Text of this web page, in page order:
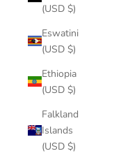
(USD $)
Eswatini
(USD $)
Ethiopia
(USD $)
Falkland
Islands
(USD $)